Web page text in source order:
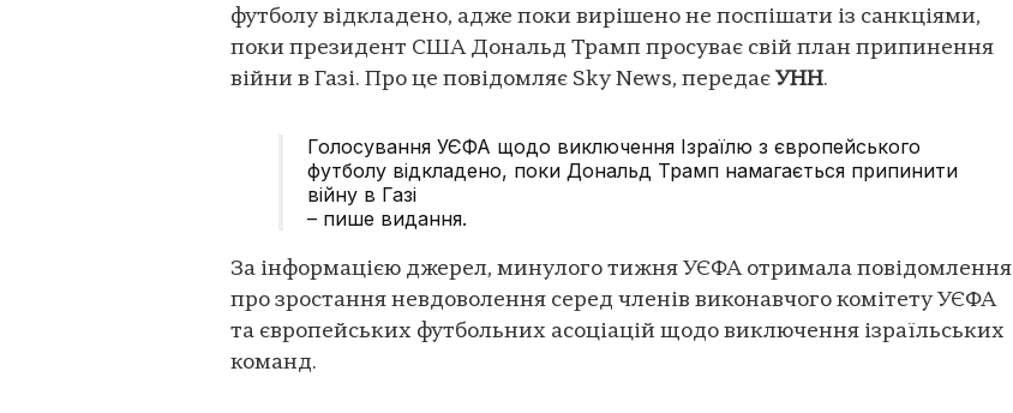
футболу відкладено, адже поки вирішено не поспішати із санкціями,
поки президент США Дональд Трамп просуває свій план припинення
війни в Газі. Про це повідомляє Sky News, передає УНН.
Голосування УЄФА щодо виключення Ізраїлю з європейського
футболу відкладено, поки Дональд Трамп намагається припинити
війну в Газі
– пише видання.
За інформацією джерел, минулого тижня УЄФА отримала повідомлення
про зростання невдоволення серед членів виконавчого комітету УЄФА
та європейських футбольних асоціацій щодо виключення ізраїльських
команд.